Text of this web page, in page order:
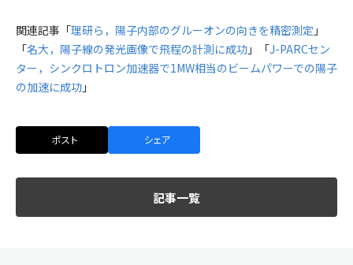
関連記事「理研ら，陽子内部のグルーオンの向きを精密測定 」
「名大，陽子線の発光画像で飛程の計測に成功 」「J-PARCセン
ター，シンクロトロン加速器で1MW相当のビームパワーでの陽子
の加速に成功 」
ポスト シェア
記事一覧